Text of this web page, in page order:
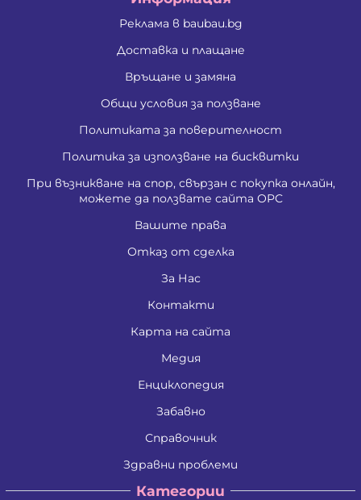
Реклама в baubau.bg
Доставка и плащане
Връщане и замяна
Общи условия за ползване
Политиката за поверителност
Политика за използване на бисквитки
При възникване на спор, свързан с покупка онлайн,
можете да ползвате сайта ОРС
Вашите права
Отказ от сделка
За Нас
Контакти
Карта на сайта
Медия
Енциклопедия
Забавно
Справочник
Здравни проблеми
Категории